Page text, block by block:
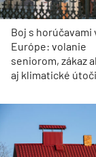
Boj s horúčavami
Európe: volanie
seniorom, zákaz
aj klimatické